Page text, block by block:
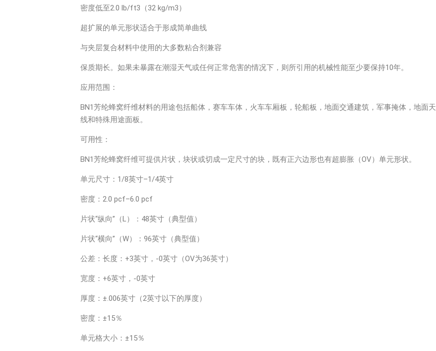
密度低至2.0 lb/ft3（32 kg/m3）
超扩展的单元形状适合于形成简单曲线
与夹层复合材料中使用的大多数粘合剂兼容
保质期长。如果未暴露在潮湿天气或任何正常危害的情况下，则所引用的机械性能至少要保持10年。
应用范围：
BN1芳纶蜂窝纤维材料的用途包括船体，赛车车体，火车车厢板，轮船板，地面交通建筑，军事掩体，地面天
线和特殊用途面板。
可用性：
BN1芳纶蜂窝纤维可提供片状，块状或切成一定尺寸的块，既有正六边形也有超膨胀（OV）单元形状。
单元尺寸：1/8英寸–1/4英寸
密度：2.0 pcf–6.0 pcf
片状“纵向”（L）：48英寸（典型值）
片状“横向”（W）：96英寸（典型值）
公差：长度：+3英寸，-0英寸（OV为36英寸）
宽度：+6英寸，-0英寸
厚度：±.006英寸（2英寸以下的厚度）
密度：±15％
单元格大小：±15％